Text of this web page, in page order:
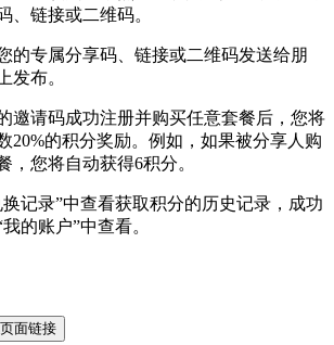
、链接或二维码。
的专属分享码、链接或二维码发送给朋
发布。
邀请码成功注册并购买任意套餐后，您将
20%的积分奖励。例如，如果被分享人购
，您将自动获得6积分。
记录”中查看获取积分的历史记录，成功
的账户”中查看。
面链接